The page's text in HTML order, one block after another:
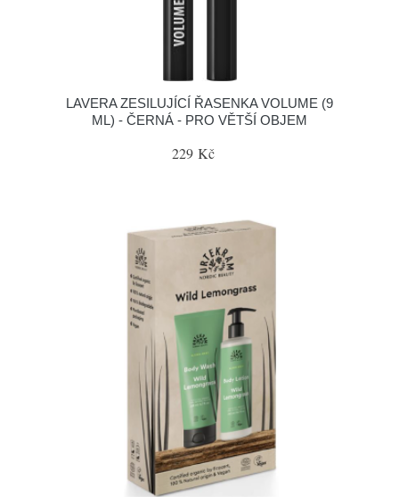
LAVERA ZESILUJÍCÍ ŘASENKA VOLUME (9
ML) - ČERNÁ - PRO VĚTŠÍ OBJEM
229 Kč